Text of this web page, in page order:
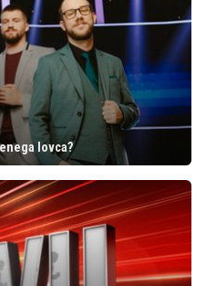
lovca?